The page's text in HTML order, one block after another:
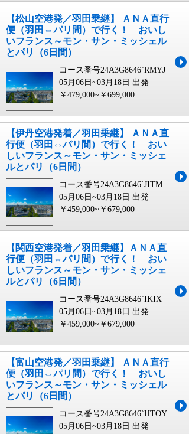
【松山空港発／羽田乗継】 ＡＮＡ直行
便（羽田⇔パリ間）で行く！ おいし
いフランス～モン・サン・ミッシェル
とパリ（6日間）
コース番号24A3G8646`RMYJ
05月06日~03月18日 出発
￥479,000~￥699,000
【伊丹空港発着／羽田乗継】 ＡＮＡ直
行便（羽田⇔パリ間）で行く！ おい
しいフランス～モン・サン・ミッシェ
ルとパリ（6日間）
コース番号24A3G8646`JITM
05月06日~03月18日 出発
￥459,000~￥679,000
【関西空港発着／羽田乗継】ＡＮＡ直
行便（羽田⇔パリ間）で行く！ おい
しいフランス～モン・サン・ミッシェ
ルとパリ（6日間）
コース番号24A3G8646`IKIX
05月06日~03月18日 出発
￥459,000~￥679,000
【富山空港発／羽田乗継】 ＡＮＡ直行
便（羽田⇔パリ間）で行く！ おいし
いフランス～モン・サン・ミッシェル
とパリ（6日間）
コース番号24A3G8646`HTOY
05月06日~03月18日 出発